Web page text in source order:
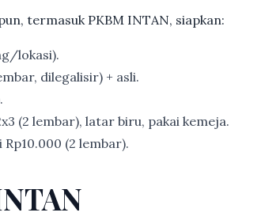
termasuk PKBM INTAN, siapkan:
lokasi).
dilegalisir) + asli.
(2 lembar), latar biru, pakai kemeja.
(2 lembar).